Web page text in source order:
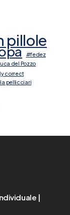
pillole
#fedez
del Pozzo
correct
pellicciari
|